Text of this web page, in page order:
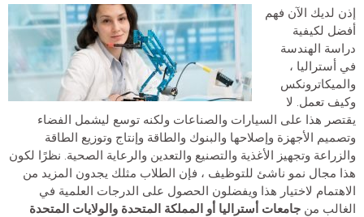
إذن لديك الآن فهم
أفضل لكيفية
دراسة الهندسة
في أستراليا ،
والميكاترونكس
وكيف تعمل. لا
يقتصر هذا على السيارات والصناعات ولكنه توسع ليشمل الفضاء
وتصميم الأجهزة وإصلاحها والبنوك والطاقة وإنتاج وتوزيع الطاقة
والزراعة وتجهيز الأغذية والتصنيع والتعدين والرعاية الصحية. نظرًا لكون
هذا مجال نمو ناشئ للتوظيف ، فإن الطلاب مثلك يجدون المزيد من
الاهتمام لاختيار هذا ويفضلون الحصول على الدرجات العلمية في
الغالب من جامعات أستراليا أو المملكة المتحدة والولايات المتحدة